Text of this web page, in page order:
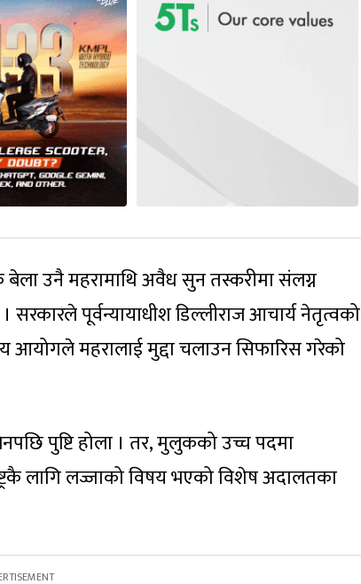
बेला उनै महरामाथि अवैध सुन तस्करीमा संलग्न
पूर्वन्यायाधीश डिल्लीराज आचार्य नेतृत्वको
आयोगले महरालाई मुद्दा चलाउन सिफारिस गरेको
पुष्टि होला । तर, मुलुकको उच्च पदमा
लागि लज्जाको विषय भएको विशेष अदालतका